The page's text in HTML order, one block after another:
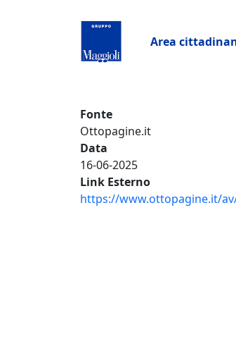
Area
Fonte
Ottopagine.it
Data
16-06-2025
Link Esterno
https://www.ottopagine.it/